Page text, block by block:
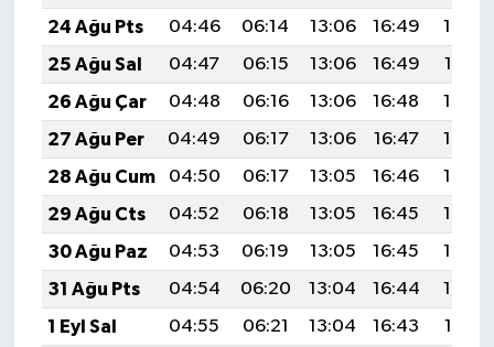
24 Ağu Pts
04:46 06:14 13:06 16:49
19:49
25 Ağu Sal
04:47 06:15 13:06 16:49
19:47
26 Ağu Çar
04:48 06:16 13:06 16:48
19:46
27 Ağu Per
04:49 06:17 13:06 16:47
19:45
28 Ağu Cum
04:50 06:17 13:05 16:46
19:43
29 Ağu Cts
04:52 06:18 13:05 16:45
19:42
30 Ağu Paz
04:53 06:19 13:05 16:45
19:40
31 Ağu Pts
04:54 06:20 13:04 16:44
19:39
1 Eyl Sal
04:55 06:21 13:04 16:43
19:37